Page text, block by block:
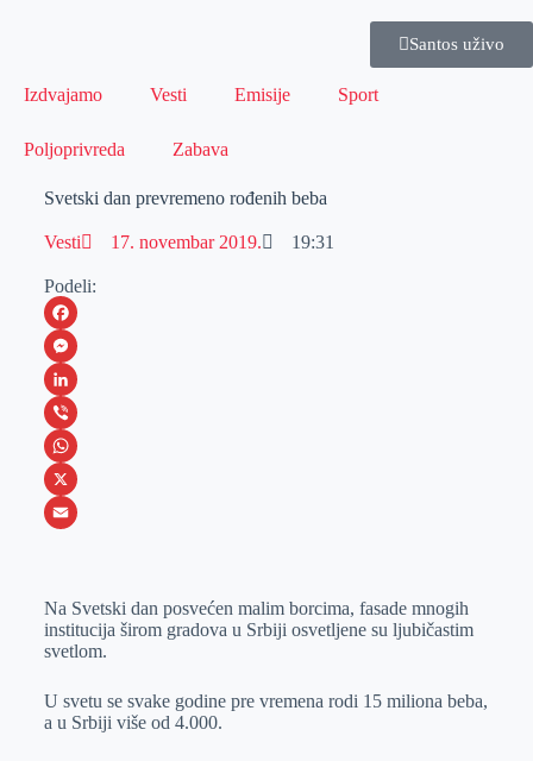
Santos uživo
Izdvajamo Vesti Emisije Sport
Poljoprivreda Zabava
Svetski dan prevremeno rođenih beba
Vesti 17. novembar 2019. 19:31
Podeli:
F
a
c
e
b
o
M
e
s
s
e
e
r
L
i
n
k
I
n
V
i
b
W
h
s
A
p
X
a
i
Na Svetski dan posvećen malim borcima, fasade mnogih
institucija širom gradova u Srbiji osvetljene su ljubičastim
svetlom.
U svetu se svake godine pre vremena rodi 15 miliona beba,
a u Srbiji više od 4.000.